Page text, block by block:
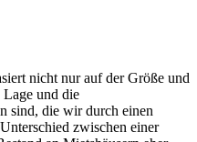
nicht nur auf der Größe und
Lage und die
sind, die wir durch einen
zwischen einer